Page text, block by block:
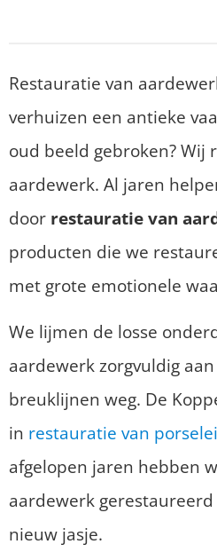
Restauratie van
verhuizen een antieke
oud beeld gebroken? Wij
aardewerk. Al jaren
door restauratie van
producten die we
met grote emotionele
We lijmen de losse
aardewerk zorgvuldig
breuklijnen weg. De
in restauratie van
afgelopen jaren hebben
aardewerk
nieuw jasje.